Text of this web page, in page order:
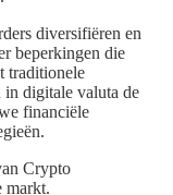
diversifiëren en
beperkingen die
traditionele
in digitale valuta de
financiële
Crypto
markt.